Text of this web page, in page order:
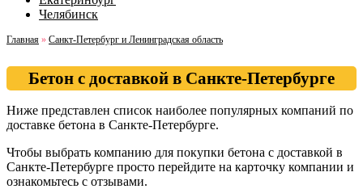
Челябинск
Главная » Санкт-Петербург и Ленинградская область
Бетон с доставкой в Санкте-Петербурге
Ниже представлен список наиболее популярных компаний по
доставке бетона в Санкте-Петербурге.
Чтобы выбрать компанию для покупки бетона с доставкой в
Санкте-Петербурге просто перейдите на карточку компании и
ознакомьтесь с отзывами.